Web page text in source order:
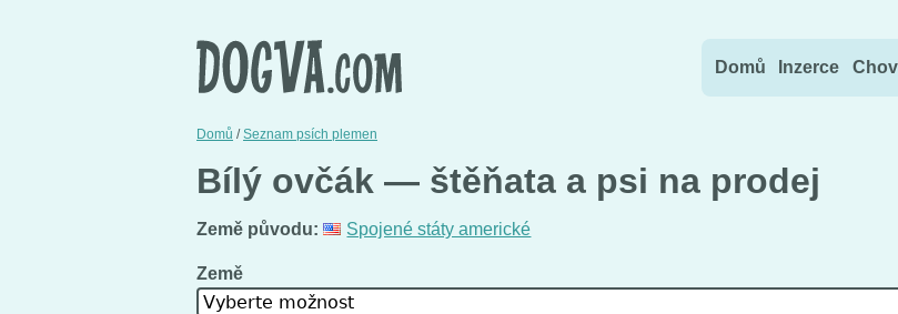
Domů Inzerce
Domů /Seznam psích plemen
Bílý ovčák — štěňata a psi na prodej
Země původu: Spojené státy americké
Země
Vyberte možnost